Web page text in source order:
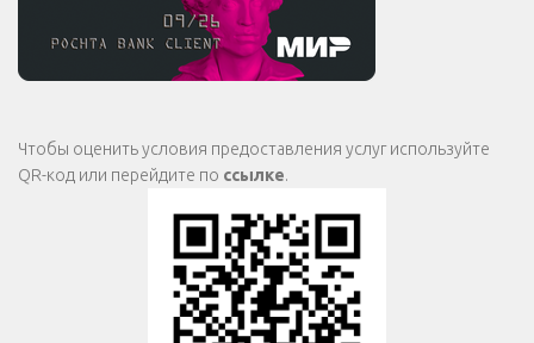
Чтобы оценить условия предоставления услуг используйте
QR-код или перейдите по ссылке.